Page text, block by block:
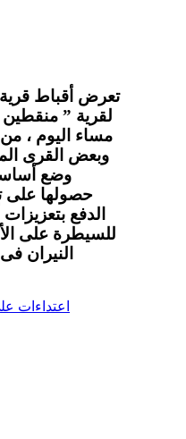
تعرض أقباط قرية
لقرية ” منقطين
مساء اليوم ،
وبعض القرى
وضع
حصولها على
الدفع
للسيطرة على
النيران